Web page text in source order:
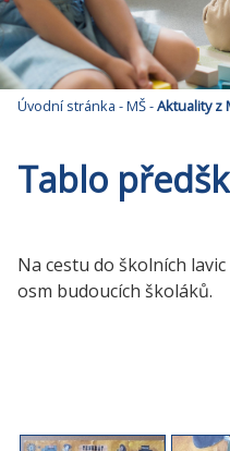
Úvodní stránka -MŠ-Aktuality z
Tablo
Na cestu do školních lavic
osm budoucích školáků.